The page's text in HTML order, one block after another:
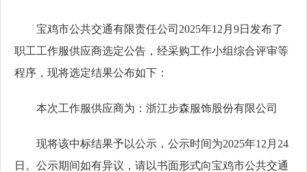
宝鸡市公共交通有限责任公司2025年12月9日发布了
职工工作服供应商选定公告，经采购工作小组综合评审等
程序，现将选定结果公布如下：
本次工作服供应商为：浙江步森服饰股份有限公司
现将该中标结果予以公示，公示时间为2025年12月24
日。公示期间如有异议，请以书面形式向宝鸡市公共交通